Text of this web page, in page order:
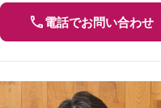
電話でお問い合わせ